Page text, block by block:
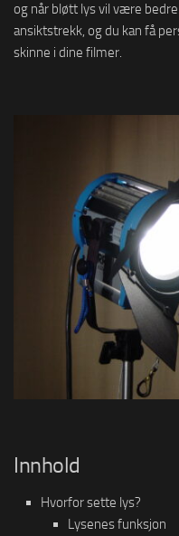
og når bløtt lys vil være
ansiktstrekk, og du kan få
skinne i dine filmer.
Innhold
Hvorfor sette lys?
Lysenes funksjon